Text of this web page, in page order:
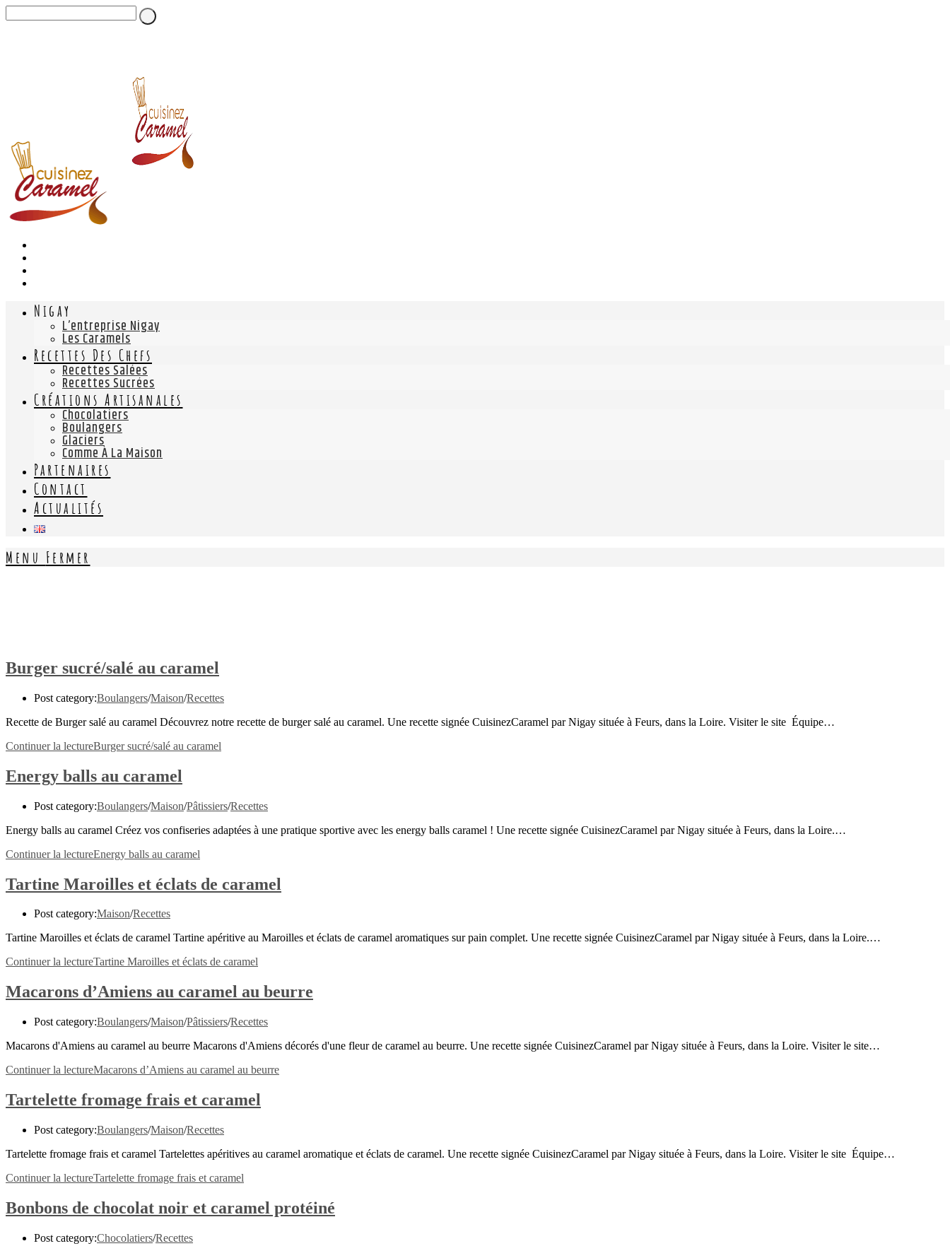
Nigay
L’entreprise Nigay
Les Caramels
Recettes Des Chefs
Recettes Salées
Recettes Sucrées
Créations Artisanales
Chocolatiers
Boulangers
Glaciers
Comme À La Maison
Partenaires
Contact
Actualités
Menu Fermer
Burger sucré/salé au caramel
Post category:Boulangers/Maison/Recettes
Recette de Burger salé au caramel Découvrez notre recette de burger salé au caramel. Une recette signée CuisinezCaramel par Nigay située à Feurs, dans la Loire. Visiter le site Équipe…
Continuer la lectureBurger sucré/salé au caramel
Energy balls au caramel
Post category:Boulangers/Maison/Pâtissiers/Recettes
Energy balls au caramel Créez vos confiseries adaptées à une pratique sportive avec les energy balls caramel ! Une recette signée CuisinezCaramel par Nigay située à Feurs, dans la Loire.…
Continuer la lectureEnergy balls au caramel
Tartine Maroilles et éclats de caramel
Post category:Maison/Recettes
Tartine Maroilles et éclats de caramel Tartine apéritive au Maroilles et éclats de caramel aromatiques sur pain complet. Une recette signée CuisinezCaramel par Nigay située à Feurs, dans la Loire.…
Continuer la lectureTartine Maroilles et éclats de caramel
Macarons d’Amiens au caramel au beurre
Post category:Boulangers/Maison/Pâtissiers/Recettes
Macarons d'Amiens au caramel au beurre Macarons d'Amiens décorés d'une fleur de caramel au beurre. Une recette signée CuisinezCaramel par Nigay située à Feurs, dans la Loire. Visiter le site…
Continuer la lectureMacarons d’Amiens au caramel au beurre
Tartelette fromage frais et caramel
Post category:Boulangers/Maison/Recettes
Tartelette fromage frais et caramel Tartelettes apéritives au caramel aromatique et éclats de caramel. Une recette signée CuisinezCaramel par Nigay située à Feurs, dans la Loire. Visiter le site Équipe…
Continuer la lectureTartelette fromage frais et caramel
Bonbons de chocolat noir et caramel protéiné
Post category:Chocolatiers/Recettes